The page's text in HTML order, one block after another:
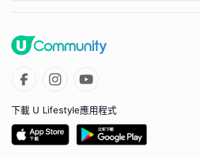
下載 U Lifestyle應用程式